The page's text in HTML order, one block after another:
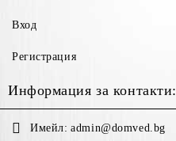
Вход
Регистрация
Информация за контакти:
Имейл: admin@domved.bg